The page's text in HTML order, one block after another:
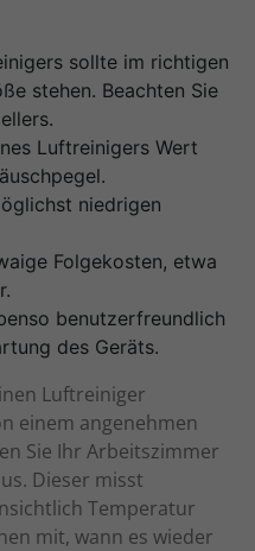
sollte im richtigen
stehen. Beachten Sie
Luftreinigers Wert
niedrigen
Folgekosten, etwa
benutzerfreundlich
des Geräts.
Luftreiniger
einem angenehmen
Sie Ihr Arbeitszimmer
Dieser misst
Temperatur
mit, wann es wieder